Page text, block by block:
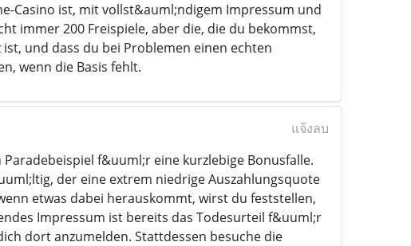
Casino ist, mit vollst&auml;ndigem Impressum und
immer 200 Freispiele, aber die, die du bekommst,
und dass du bei Problemen einen echten
wenn die Basis fehlt.
แจ้งลบ
f&uuml;r eine kurzlebige Bonusfalle.
der eine extrem niedrige Auszahlungsquote
etwas dabei herauskommt, wirst du feststellen,
Impressum ist bereits das Todesurteil f&uuml;r
dort anzumelden. Stattdessen besuche die